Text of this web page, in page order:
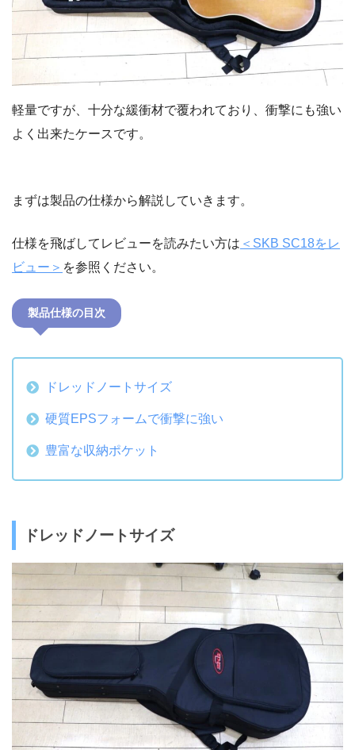
軽量ですが、十分な緩衝材で覆われており、衝撃にも強い
よく出来たケースです。
まずは製品の仕様から解説していきます。
仕様を飛ばしてレビューを読みたい方は ＜SKB SC18をレ
ビュー＞ を参照ください。
製品仕様の目次
ドレッドノートサイズ
硬質EPSフォームで衝撃に強い
豊富な収納ポケット
ドレッドノートサイズ